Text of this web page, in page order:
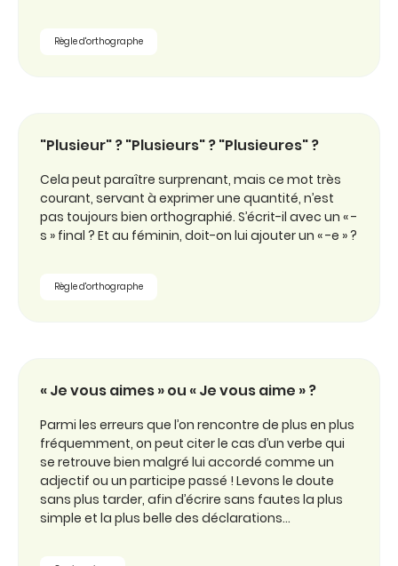
Règle d'orthographe
"Plusieur" ? "Plusieurs" ? "Plusieures" ?
Cela peut paraître surprenant, mais ce mot très
courant, servant à exprimer une quantité, n’est
pas toujours bien orthographié. S’écrit-il avec un « -
s » final ? Et au féminin, doit-on lui ajouter un « -e » ?
Règle d'orthographe
« Je vous aimes » ou « Je vous aime » ?
Parmi les erreurs que l’on rencontre de plus en plus
fréquemment, on peut citer le cas d’un verbe qui
se retrouve bien malgré lui accordé comme un
adjectif ou un participe passé ! Levons le doute
sans plus tarder, afin d’écrire sans fautes la plus
simple et la plus belle des déclarations…